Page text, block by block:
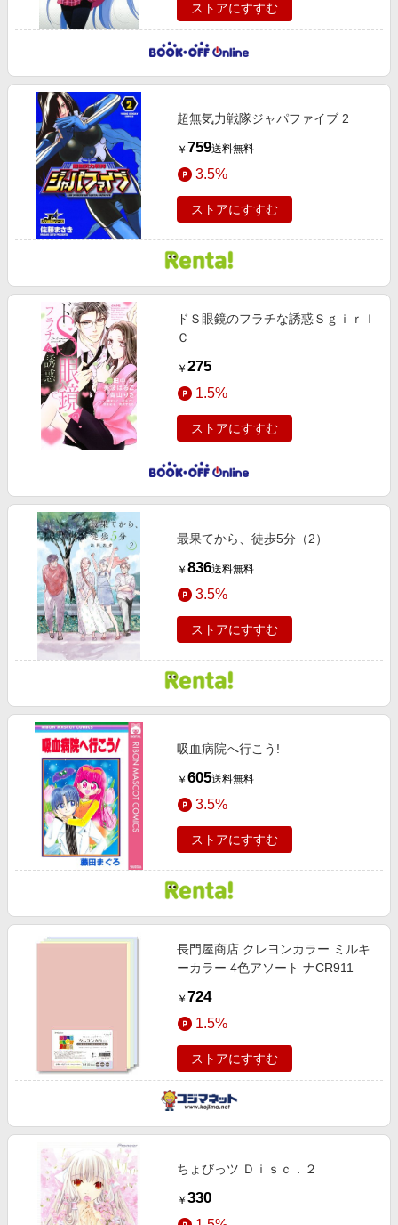
ストアにすすむ
超無気力戦隊ジャパファイブ 2
￥ 759送料無料
3.5%
ストアにすすむ
ドＳ眼鏡のフラチな誘惑Ｓｇｉｒｌ
Ｃ
￥ 275
1.5%
ストアにすすむ
最果てから、徒歩5分（2）
￥ 836送料無料
3.5%
ストアにすすむ
吸血病院へ行こう!
￥ 605送料無料
3.5%
ストアにすすむ
長門屋商店 クレヨンカラー ミルキ
ーカラー 4色アソート ナCR911
￥ 724
1.5%
ストアにすすむ
ちょびっツ Ｄｉｓｃ．２
￥ 330